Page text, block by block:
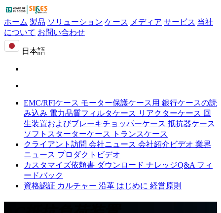
ホーム 製品 ソリューション ケース メディア サービス 当社
について お問い合わせ
日本語
EMC/RFIケース モーター保護ケース用 銀行ケースの読
み込み 電力品質フィルタケース リアクターケース 回
生装置およびブレーキチョッパーケース 抵抗器ケース
ソフトスターターケース
トランスケース
クライアント訪問 会社ニュース 会社紹介ビデオ 業界
ニュース プロダクトビデオ
カスタマイズ依頼書 ダウンロード ナレッジQ&A フィ
ードバック
資格認証 カルチャー 沿革 はじめに 経営原則